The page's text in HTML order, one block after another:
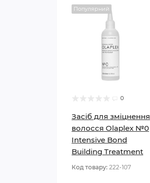
Популярний
0
Засіб для зміцнення
волосся Olaplex №0
Intensive Bond
Building Treatment
Код товару: 222-107